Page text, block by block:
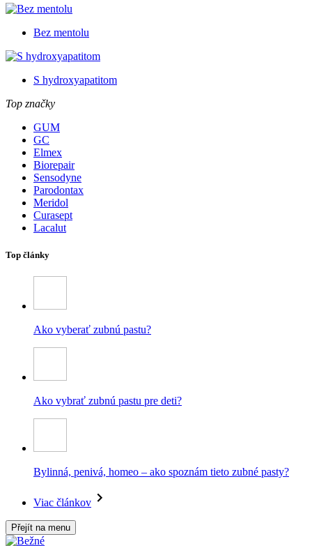
Bez mentolu
S hydroxyapatitom
Top značky
GUM
GC
Elmex
Biorepair
Sensodyne
Parodontax
Meridol
Curasept
Lacalut
Top články
Ako vyberať zubnú pastu?
Ako vybrať zubnú pastu pre deti?
Bylinná, penivá, homeo – ako spoznám tieto zubné pasty?
Viac článkov
Přejít na menu